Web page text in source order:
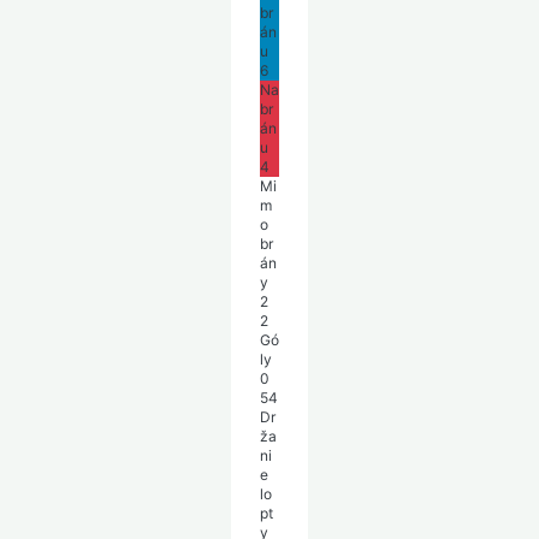
br
án
u
6
Na
br
án
u
4
Mi
m
o
br
án
y
2
2
Gó
ly
0
54
Dr
ža
ni
e
lo
pt
y